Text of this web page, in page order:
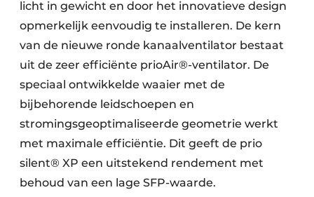
licht in gewicht en door het innovatieve design
opmerkelijk eenvoudig te installeren. De kern
van de nieuwe ronde kanaalventilator bestaat
uit de zeer efficiënte prioAir®-ventilator. De
speciaal ontwikkelde waaier met de
bijbehorende leidschoepen en
stromingsgeoptimaliseerde geometrie werkt
met maximale efficiëntie. Dit geeft de prio
silent® XP een uitstekend rendement met
behoud van een lage SFP-waarde.